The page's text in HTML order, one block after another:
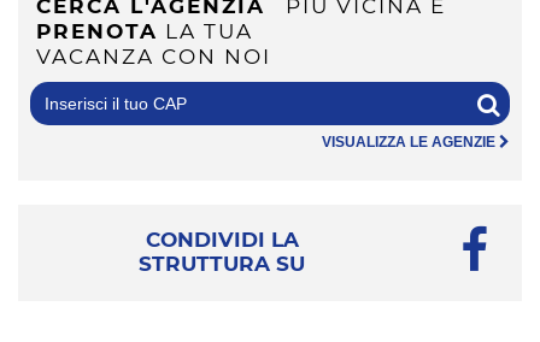
CERCA L'AGENZIA
PIÙ VICINA E
PRENOTA
LA TUA
VACANZA CON NOI
VISUALIZZA LE AGENZIE
CONDIVIDI LA
STRUTTURA SU